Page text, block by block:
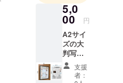
5,0
00 円
A2サイ
ズの大
判写真
をご支
援のお
支援
者：